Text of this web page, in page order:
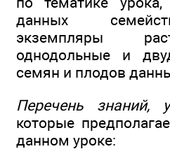
данных
экземпляры
однодольные и
семян и плодов
Перечень знаний,
которые
данном уроке: